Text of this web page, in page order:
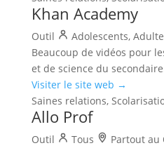
Khan Academy
Outil Adolescents,
Beaucoup de vidéos pour
et de science du
Visiter le site web →
Saines relations,
Allo Prof
Outil Tous
Partout au